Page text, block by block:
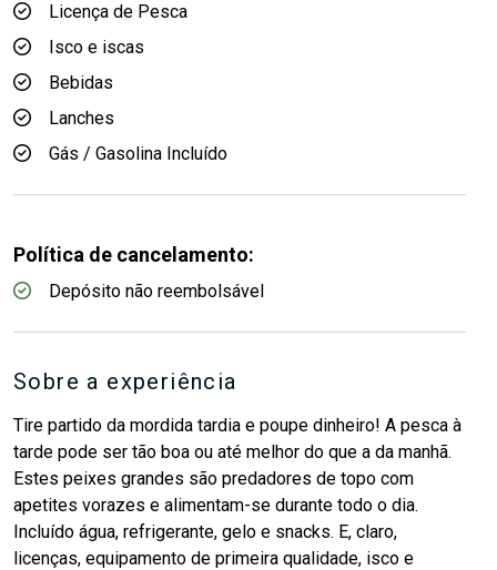
Licença de Pesca
Isco e iscas
Bebidas
Lanches
Gás / Gasolina Incluído
Política de cancelamento:
Depósito não reembolsável
Sobre a experiência
Tire partido da mordida tardia e poupe dinheiro! A pesca à
tarde pode ser tão boa ou até melhor do que a da manhã.
Estes peixes grandes são predadores de topo com
apetites vorazes e alimentam-se durante todo o dia.
Incluído água, refrigerante, gelo e snacks. E, claro,
licenças, equipamento de primeira qualidade, isco e